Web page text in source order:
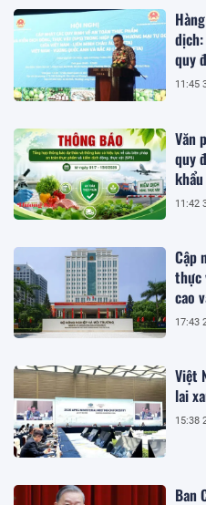
quy
11:45
Văn
quy
11:42
Cập
thực
cao
vững
17:43
Việt
lai
15:38
Ban